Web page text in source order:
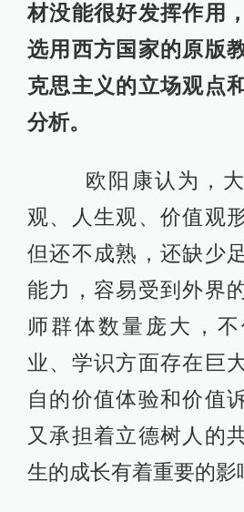
材没能很好发挥作用
选用西方国家的原版
克思主义的立场观点
分析。
欧阳康认为，大
观、人生观、价值观
但还不成熟，还缺少
能力，容易受到外界
师群体数量庞大，
业、学识方面存在巨
自的价值体验和价值
又承担着立德树人的
生的成长有着重要的影